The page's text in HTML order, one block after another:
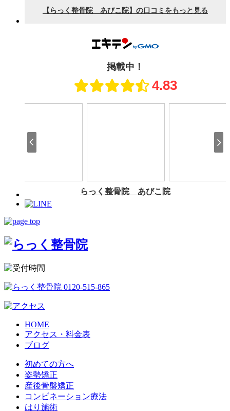
HOME
アクセス・料金表
ブログ
初めての方へ
姿勢矯正
産後骨盤矯正
コンビネーション療法
はり施術